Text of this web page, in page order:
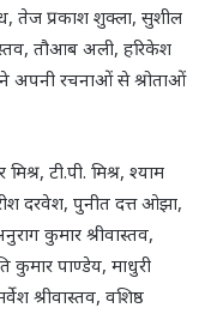
तेज प्रकाश शुक्ला, सुशील
तौआब अली, हरिकेश
ने अपनी रचनाओं से श्रोताओं
टी.पी. मिश्र, श्याम
दरवेश, पुनीत दत्त ओझा,
कुमार श्रीवास्तव,
कुमार पाण्डेय, माधुरी
श्रीवास्तव, वशिष्ठ